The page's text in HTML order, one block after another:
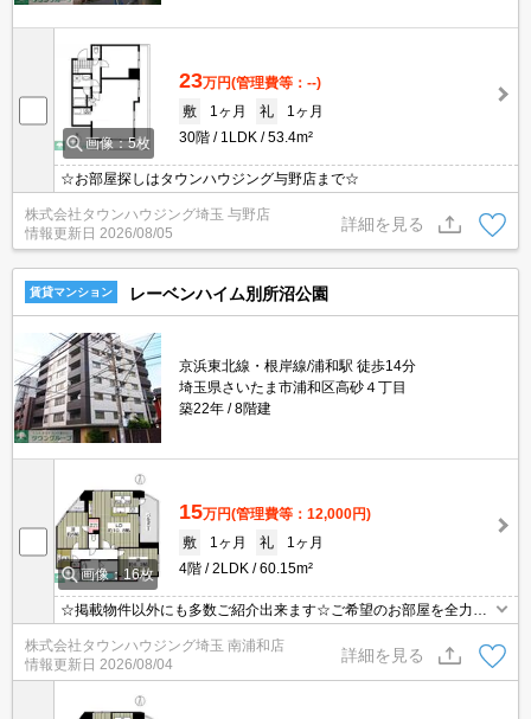
画像：5枚
23万円(管理費等：--)
敷
1ヶ月 礼
1ヶ月
30階
1LDK 53.4m²
☆お部屋探しはタウンハウジング与野店まで☆
株式会社タウンハウジング埼玉 与野店
情報更新日 2026/08/05
詳細を見る
賃貸マンション レーベンハイム別所沼公園
京浜東北線・根岸線/浦和駅 徒歩14分
埼玉県さいたま市浦和区高砂４丁目
築22年
8階建
画像：16枚
15万円(管理費等：12,000円)
敷
1ヶ月 礼
1ヶ月
4階
2LDK 60.15m²
☆掲載物件以外にも多数ご紹介出来ます☆ご希望のお部屋を全力で
お探しさせて頂きます♪
株式会社タウンハウジング埼玉 南浦和店
情報更新日 2026/08/04
詳細を見る